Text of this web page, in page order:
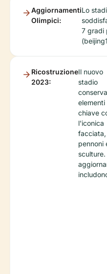
Aggiornamenti
Olimpici:
Lo
7 gradi
Ricostruzione
2023:
Il nuovo
stadio
conserva
elementi
chiave
l'iconica
pennoni
sculture.